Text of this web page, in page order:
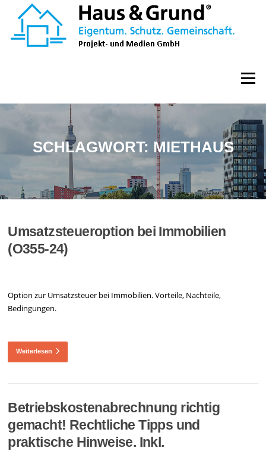
Inhalt
springen
Menü
SCHLAGWORT: MIETHAUS
Umsatzsteueroption bei Immobilien
(O355-24)
Option zur Umsatzsteuer bei Immobilien. Vorteile, Nachteile,
Bedingungen.
Weiterlesen
Betriebskostenabrechnung richtig
gemacht! Rechtliche Tipps und
praktische Hinweise. Inkl.